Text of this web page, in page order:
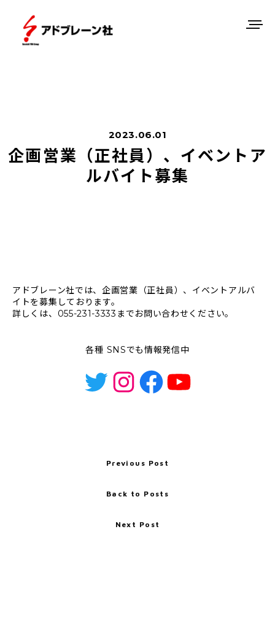
2023.06.01
企画営業（正社員）、イベントア
ルバイト募集
アドブレーン社では、企画営業（正社員）、イベントアルバ
イトを募集しております。
詳しくは、055-231-3333までお問い合わせください。
各種 SNSでも情報発信中
Twitter
Instagram
Facebook
YouTube
Previous Post
Back to Posts
Next Post